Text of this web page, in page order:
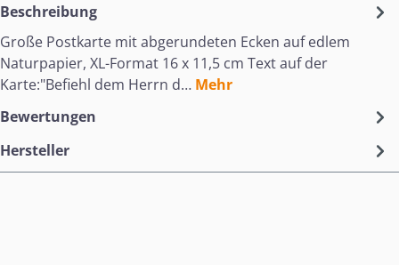
Beschreibung
Große Postkarte mit abgerundeten Ecken auf edlem
Naturpapier, XL-Format 16 x 11,5 cm Text auf der
Karte:"Befiehl dem Herrn d… Mehr
Bewertungen
Hersteller